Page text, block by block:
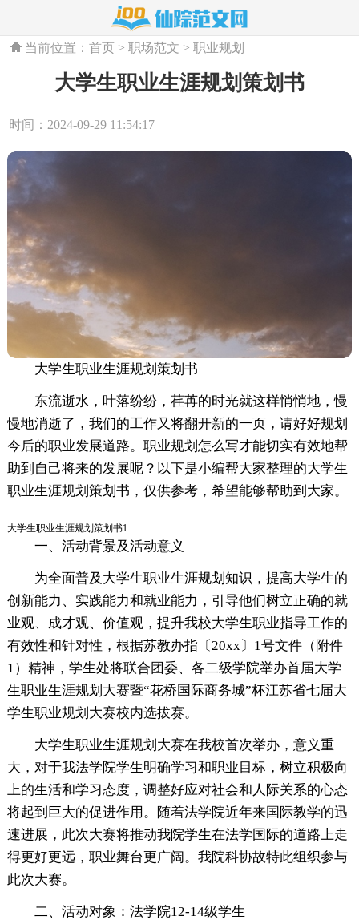
当前位置：首页 >职场范文 >职业规划
大学生职业生涯规划策划书
时间：2024-09-29 11:54:17
大学生职业生涯规划策划书
东流逝水，叶落纷纷，荏苒的时光就这样悄悄地，慢
慢地消逝了，我们的工作又将翻开新的一页，请好好规划
今后的职业发展道路。职业规划怎么写才能切实有效地帮
助到自己将来的发展呢？以下是小编帮大家整理的大学生
职业生涯规划策划书，仅供参考，希望能够帮助到大家。
大学生职业生涯规划策划书1
一、活动背景及活动意义
为全面普及大学生职业生涯规划知识，提高大学生的
创新能力、实践能力和就业能力，引导他们树立正确的就
业观、成才观、价值观，提升我校大学生职业指导工作的
有效性和针对性，根据苏教办指〔20xx〕1号文件（附件
1）精神，学生处将联合团委、各二级学院举办首届大学
生职业生涯规划大赛暨“花桥国际商务城”杯江苏省七届大
学生职业规划大赛校内选拔赛。
大学生职业生涯规划大赛在我校首次举办，意义重
大，对于我法学院学生明确学习和职业目标，树立积极向
上的生活和学习态度，调整好应对社会和人际关系的心态
将起到巨大的促进作用。随着法学院近年来国际教学的迅
速进展，此次大赛将推动我院学生在法学国际的道路上走
得更好更远，职业舞台更广阔。我院科协故特此组织参与
此次大赛。
二、活动对象：法学院12-14级学生